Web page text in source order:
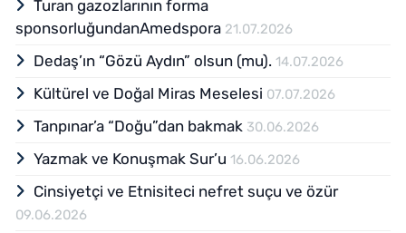
Turan gazozlarının forma
sponsorluğundanAmedspora 21.07.2026
Dedaş’ın “Gözü Aydın” olsun (mu). 14.07.2026
Kültürel ve Doğal Miras Meselesi 07.07.2026
Tanpınar’a “Doğu”dan bakmak 30.06.2026
Yazmak ve Konuşmak Sur’u 16.06.2026
Cinsiyetçi ve Etnisiteci nefret suçu ve özür
09.06.2026